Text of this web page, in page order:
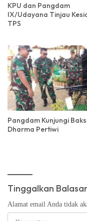
KPU dan Pangdam
IX/Udayana Tinjau
TPS
Pangdam Kunjungi
Dharma Pertiwi
Tinggalkan
Alamat email Anda tidak